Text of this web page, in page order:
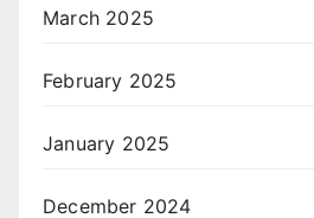
March 2025
February 2025
January 2025
December 2024